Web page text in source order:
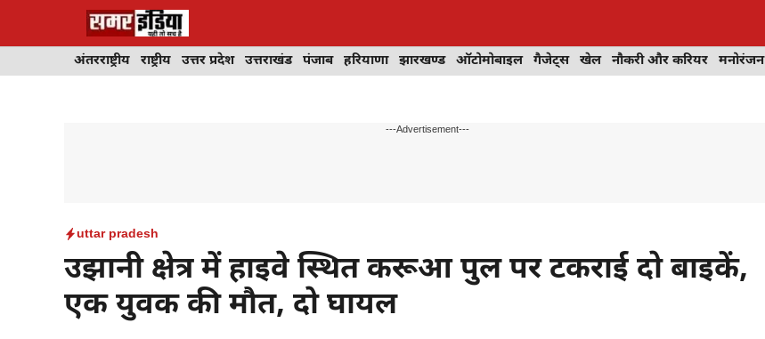
अंतरराष्ट्रीय राष्ट्रीय उत्तर प्रदेश उत्तराखंड पंजाब हरियाणा झारखण्ड ऑटोमोबाइल गैजेट्स खेल नौकरी और करियर मनोरंजन
---Advertisement---
uttar pradesh
उझानी क्षेत्र में हाइवे स्थित करूआ पुल पर टकराई दो बाइकें,
एक युवक की मौत, दो घायल